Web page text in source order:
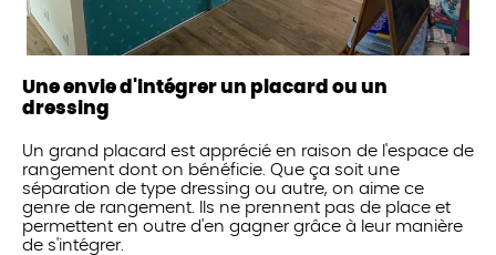
Une envie d'intégrer un placard ou un
dressing
Un grand placard est apprécié en raison de l'espace de
rangement dont on bénéficie. Que ça soit une
séparation de type dressing ou autre, on aime ce
genre de rangement. Ils ne prennent pas de place et
permettent en outre d'en gagner grâce à leur manière
de s'intégrer.